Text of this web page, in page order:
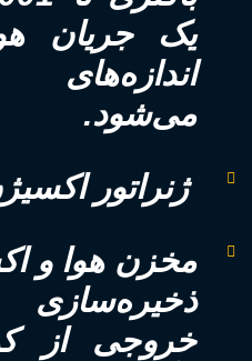
یک جریان
می‌شود.
ژنراتور
مخزن هوا و
خروجی از